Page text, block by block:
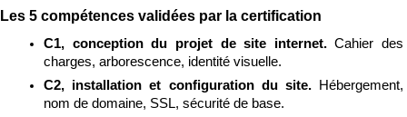
Les 5 compétences validées par la certification
C1, conception du projet de site internet. Cahier des
charges, arborescence, identité visuelle.
C2, installation et configuration du site.
Hébergement,
nom de domaine, SSL, sécurité de base.